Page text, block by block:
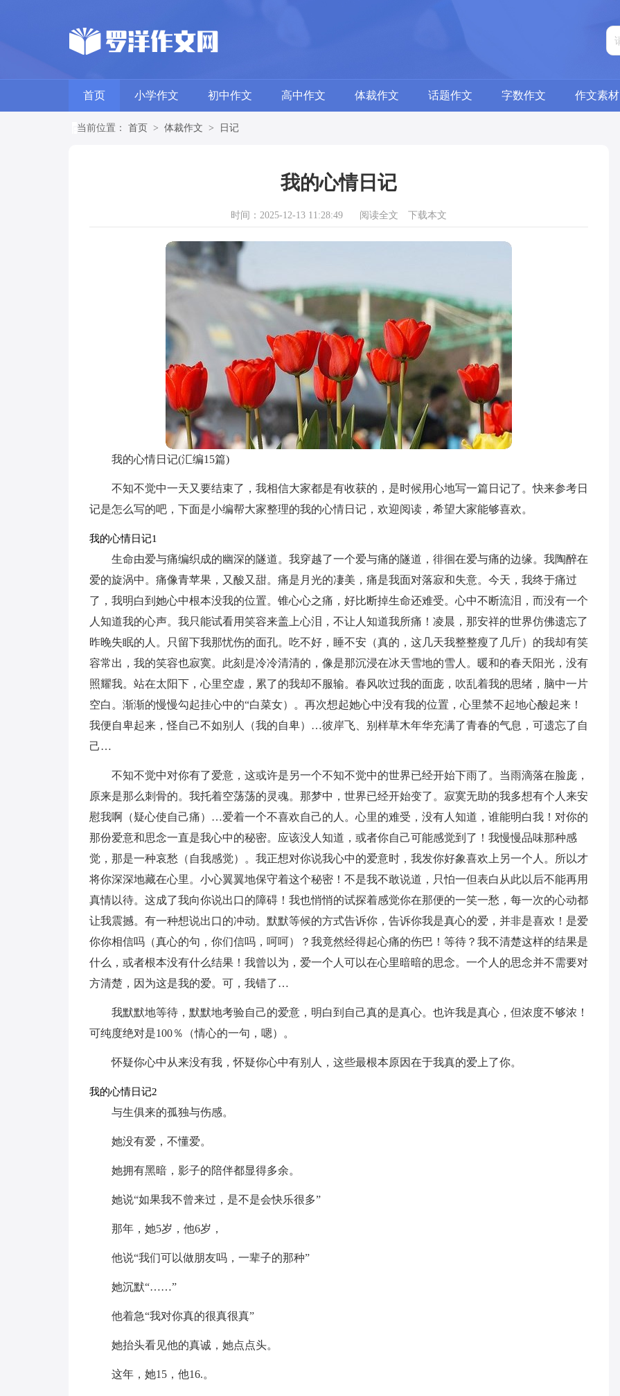
首页 小学作文 初中作文 高中作文 体裁作文 话题作文 字数作文 作文素材
当前位置： 首页 > 体裁作文 > 日记
我的心情日记
时间：2025-12-13 11:28:49 阅读全文 下载本文
我的心情日记(汇编15篇)
不知不觉中一天又要结束了，我相信大家都是有收获的，是时候用心地写一篇日记了。快来参考日
记是怎么写的吧，下面是小编帮大家整理的我的心情日记，欢迎阅读，希望大家能够喜欢。
我的心情日记1
生命由爱与痛编织成的幽深的隧道。我穿越了一个爱与痛的隧道，徘徊在爱与痛的边缘。我陶醉在
爱的旋涡中。痛像青苹果，又酸又甜。痛是月光的凄美，痛是我面对落寂和失意。今天，我终于痛过
了，我明白到她心中根本没我的位置。锥心心之痛，好比断掉生命还难受。心中不断流泪，而没有一个
人知道我的心声。我只能试看用笑容来盖上心泪，不让人知道我所痛！凌晨，那安祥的世界仿佛遗忘了
昨晚失眠的人。只留下我那忧伤的面孔。吃不好，睡不安（真的，这几天我整整瘦了几斤）的我却有笑
容常出，我的笑容也寂寞。此刻是冷冷清清的，像是那沉浸在冰天雪地的雪人。暖和的春天阳光，没有
照耀我。站在太阳下，心里空虚，累了的我却不服输。春风吹过我的面庞，吹乱着我的思绪，脑中一片
空白。渐渐的慢慢勾起挂心中的“白菜女）。再次想起她心中没有我的位置，心里禁不起地心酸起来！
我便自卑起来，怪自己不如别人（我的自卑）…彼岸飞、别样草木年华充满了青春的气息，可遗忘了自
己…
不知不觉中对你有了爱意，这或许是另一个不知不觉中的世界已经开始下雨了。当雨滴落在脸庞，
原来是那么刺骨的。我托着空荡荡的灵魂。那梦中，世界已经开始变了。寂寞无助的我多想有个人来安
慰我啊（疑心使自己痛）…爱着一个不喜欢自己的人。心里的难受，没有人知道，谁能明白我！对你的
那份爱意和思念一直是我心中的秘密。应该没人知道，或者你自己可能感觉到了！我慢慢品味那种感
觉，那是一种哀愁（自我感觉）。我正想对你说我心中的爱意时，我发你好象喜欢上另一个人。所以才
将你深深地藏在心里。小心翼翼地保守着这个秘密！不是我不敢说道，只怕一但表白从此以后不能再用
真情以待。这成了我向你说出口的障碍！我也悄悄的试探着感觉你在那便的一笑一愁，每一次的心动都
让我震撼。有一种想说出口的冲动。默默等候的方式告诉你，告诉你我是真心的爱，并非是喜欢！是爱
你你相信吗（真心的句，你们信吗，呵呵）？我竟然经得起心痛的伤巴！等待？我不清楚这样的结果是
什么，或者根本没有什么结果！我曾以为，爱一个人可以在心里暗暗的思念。一个人的思念并不需要对
方清楚，因为这是我的爱。可，我错了…
我默默地等待，默默地考验自己的爱意，明白到自己真的是真心。也许我是真心，但浓度不够浓！
可纯度绝对是100％（情心的一句，嗯）。
怀疑你心中从来没有我，怀疑你心中有别人，这些最根本原因在于我真的爱上了你。
我的心情日记2
与生俱来的孤独与伤感。
她没有爱，不懂爱。
她拥有黑暗，影子的陪伴都显得多余。
她说“如果我不曾来过，是不是会快乐很多”
那年，她5岁，他6岁，
他说“我们可以做朋友吗，一辈子的那种”
她沉默“……”
他着急“我对你真的很真很真”
她抬头看见他的真诚，她点点头。
这年，她15，他16.。